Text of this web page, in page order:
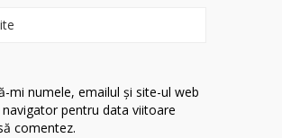
mi numele, emailul și site-ul web
pentru data viitoare
comentez.